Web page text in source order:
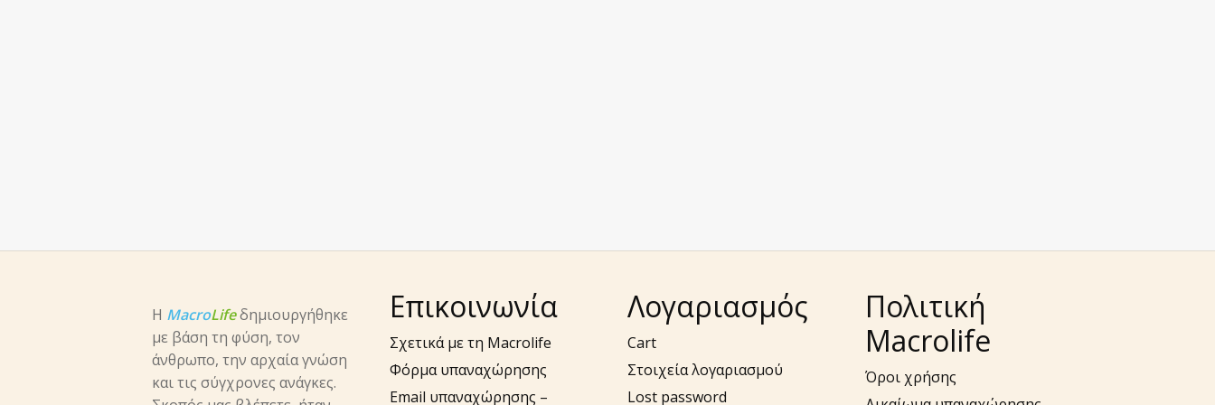
Η MacroLifeδημιουργήθηκε
με βάση τη φύση, τον
άνθρωπο, την αρχαία γνώση
και τις σύγχρονες ανάγκες.
Επικοινωνία
Σχετικά με τη Macrolife
Φόρμα υπαναχώρησης
Email υπαναχώρησης –
Λογαριασμός
Cart
Στοιχεία λογαριασμού
Lost password
Πολιτική
Macrolife
Όροι χρήσης